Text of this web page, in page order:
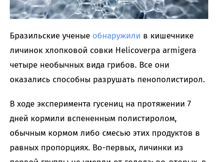
Бразильские ученые обнаружили в кишечнике
личинок хлопковой совки Helicoverpa armigera
четыре необычных вида грибов. Все они
оказались способны разрушать пенополистирол.
В ходе эксперимента гусениц на протяжении 7
дней кормили вспененным полистиролом,
обычным кормом либо смесью этих продуктов в
равных пропорциях. Во-первых, личинки из